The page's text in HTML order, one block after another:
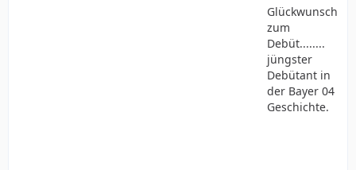
Glückwunsch
zum
Debüt........
jüngster
Debütant in
der Bayer 04
Geschichte.